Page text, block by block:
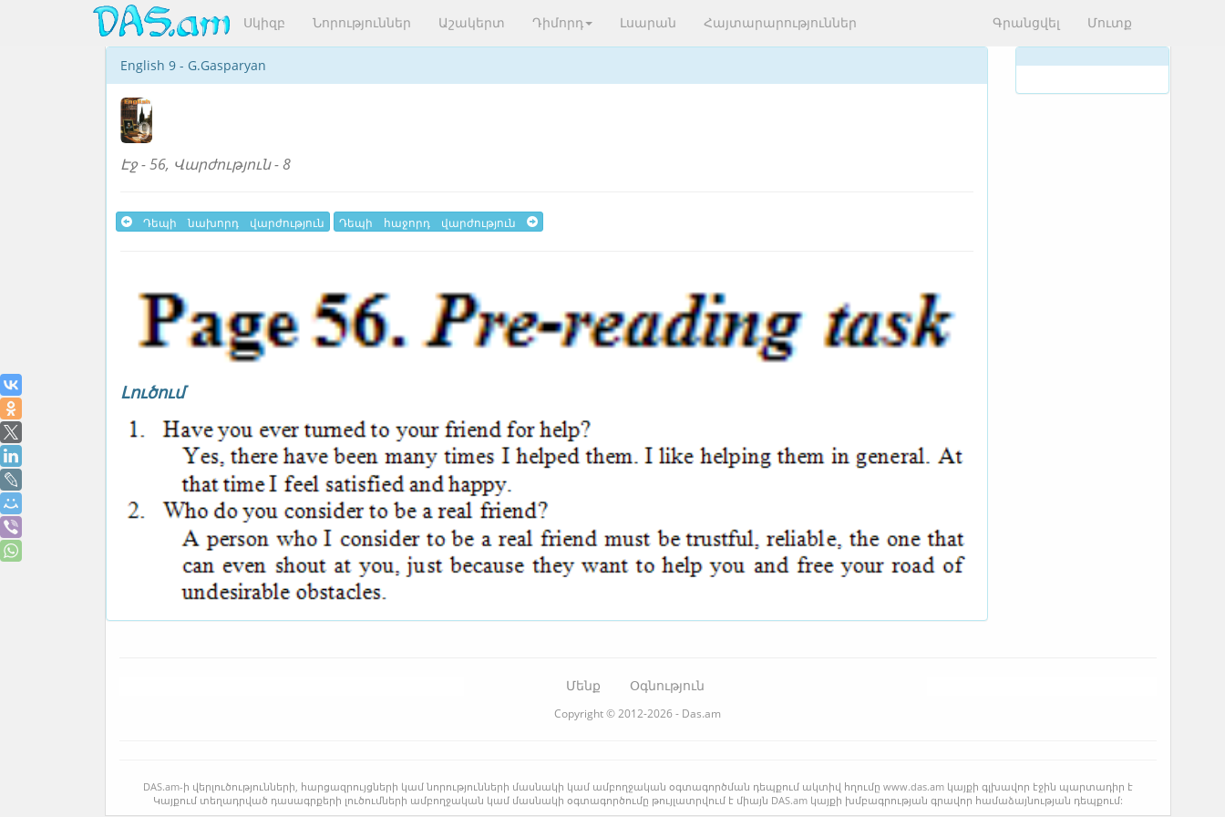
Սկիզբ Նորություններ Աշակերտ Դիմորդ Լսարան Հայտարարություններ Գրանցվել Մուտք
English 9 - G.Gasparyan
Էջ - 56, Վարժություն - 8
Դեպի նախորդ վարժություն Դեպի հաջորդ վարժություն
Լուծում
Մենք Օգնություն
Copyright © 2012-2026 - Das.am
DAS.am-ի վերլուծությունների, հարցազրույցների կամ նորությունների մասնակի կամ ամբողջական օգտագործման դեպքում ակտիվ հղումը www.das.am կայքի գլխավոր էջին պարտադիր է
Կայքում տեղադրված դասագրքերի լուծումների ամբողջական կամ մասնակի օգտագործումը թույլատրվում է միայն DAS.am կայքի խմբագրության գրավոր համաձայնության դեպքում: